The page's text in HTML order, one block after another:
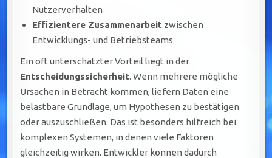
Nutzerverhalten
Effizientere Zusammenarbeit zwischen
Entwicklungs- und Betriebsteams
Ein oft unterschätzter Vorteil liegt in der
Entscheidungssicherheit. Wenn mehrere mögliche
Ursachen in Betracht kommen, liefern Daten eine
belastbare Grundlage, um Hypothesen zu bestätigen
oder auszuschließen. Das ist besonders hilfreich bei
komplexen Systemen, in denen viele Faktoren
gleichzeitig wirken. Entwickler können dadurch